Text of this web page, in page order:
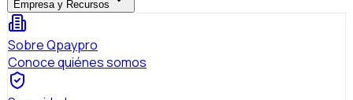
Empresa y Recursos
Sobre Qpaypro
Conoce quiénes somos